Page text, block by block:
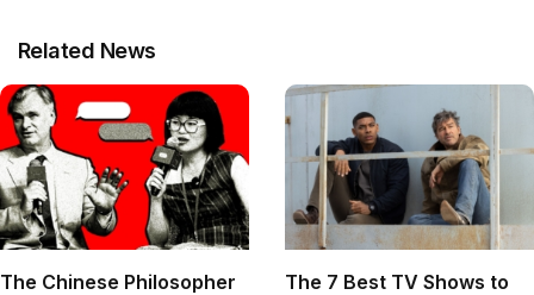
Related News
The Chinese Philosopher
The 7 Best TV Shows to